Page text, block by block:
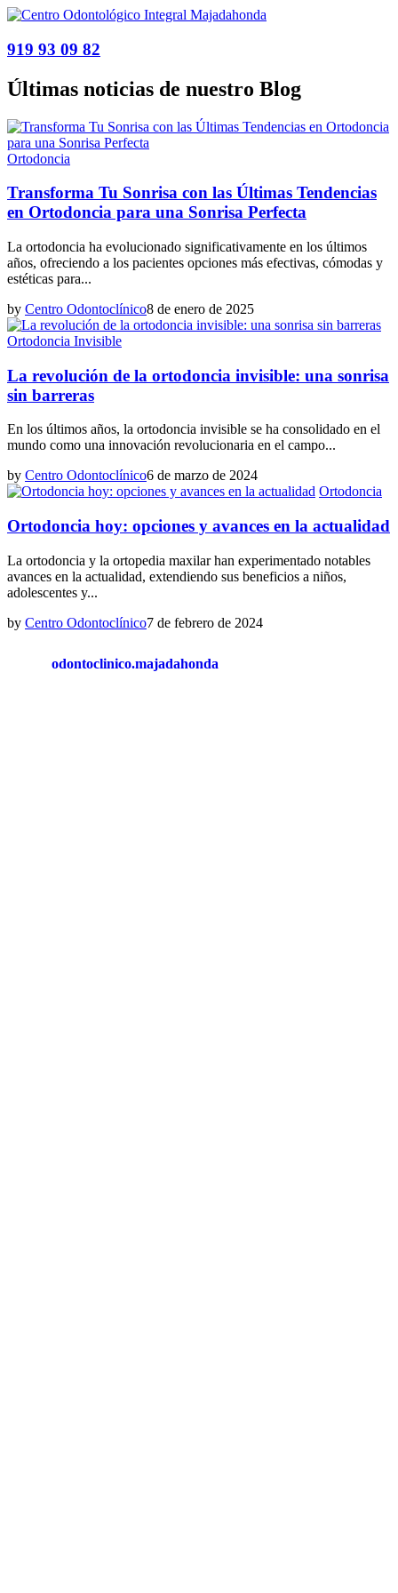
919 93 09 82
Últimas noticias de nuestro Blog
Ortodoncia
Transforma Tu Sonrisa con las Últimas Tendencias
en Ortodoncia para una Sonrisa Perfecta
La ortodoncia ha evolucionado significativamente en los últimos
años, ofreciendo a los pacientes opciones más efectivas, cómodas y
estéticas para...
by Centro Odontoclínico8 de enero de 2025
Ortodoncia Invisible
La revolución de la ortodoncia invisible: una sonrisa
sin barreras
En los últimos años, la ortodoncia invisible se ha consolidado en el
mundo como una innovación revolucionaria en el campo...
by Centro Odontoclínico6 de marzo de 2024
Ortodoncia
Ortodoncia hoy: opciones y avances en la actualidad
La ortodoncia y la ortopedia maxilar han experimentado notables
avances en la actualidad, extendiendo sus beneficios a niños,
adolescentes y...
by Centro Odontoclínico7 de febrero de 2024
odontoclinico.majadahonda